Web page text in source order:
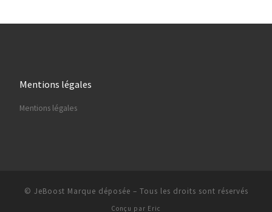
Mentions légales
Mentions légales
© JeBoost Marque déposée – Tous les droits sont réservés
Conçu par Eric